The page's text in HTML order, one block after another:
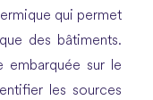
qui permet
des bâtiments.
embarquée sur le
les sources